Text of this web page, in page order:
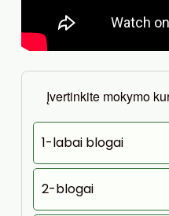
Įvertinkite mokymo
1-labai blogai
2-blogai